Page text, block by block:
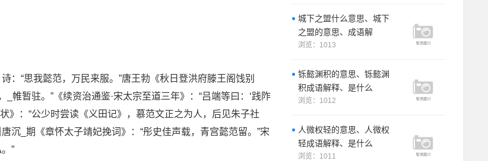
“思我懿范，万民来服。”唐王勃《秋日登洪府滕王阁饯别
帷暂驻。”《续资治通鉴·宋太宗至道三年》：“吕端等曰：‘践阼
》：“公少时尝读《义田记》，慕范文正之为人，后见朱子社
沉_期《章怀太子靖妃挽词》：“彤史佳声载，青宫懿范留。”宋
”
城下之盟什么意思、城下
之盟的意思、成语解
浏览：1013
铄懿渊积的意思、铄懿渊
积成语解释、是什么
浏览：1012
人微权轻的意思、人微权
轻成语解释、是什么
浏览：1011